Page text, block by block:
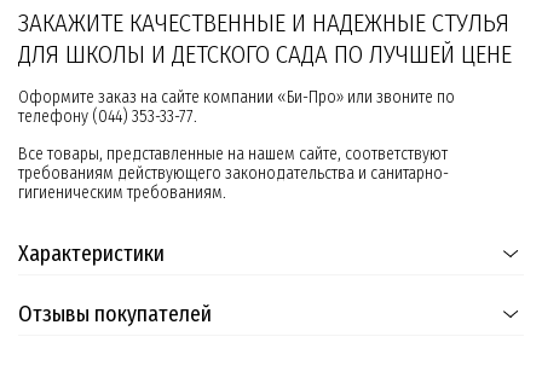
ЗАКАЖИТЕ КАЧЕСТВЕННЫЕ И НАДЕЖНЫЕ СТУЛЬЯ
ДЛЯ ШКОЛЫ И ДЕТСКОГО САДА ПО ЛУЧШЕЙ ЦЕНЕ
Оформите заказ на сайте компании «Би-Про» или звоните по
телефону (044) 353-33-77.
Все товары, представленные на нашем сайте, соответствуют
требованиям действующего законодательства и санитарно-
гигиеническим требованиям.
Характеристики
Отзывы покупателей